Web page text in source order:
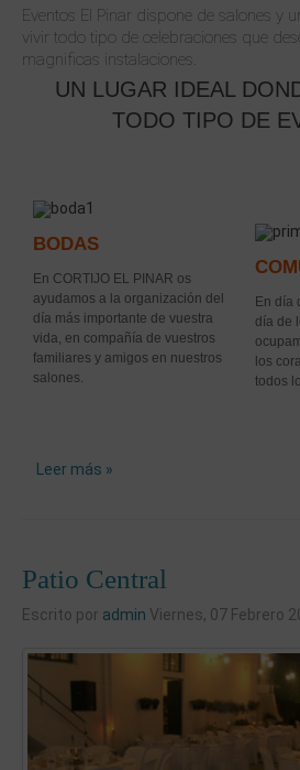
Eventos El Pinar dispone de salones y
vivir todo tipo de celebraciones que
magnificas instalaciones.
UN LUGAR IDEAL
TODO TIPO DE
BODAS
En CORTIJO EL PINAR os
ayudamos a la organización del
día más importante de vuestra
vida, en compañía de vuestros
familiares y amigos en nuestros
salones.
En día
día de
los
todos
Leer más »
Patio Central
Escrito por admin Viernes, 07 Febrero